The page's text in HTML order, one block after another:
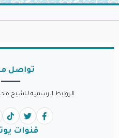
تواصل
الروابط الرسمية للشيخ
قنوات